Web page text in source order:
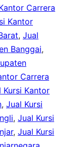
Carrera
Kantor
, Jual
Banggai
Carrera
Kursi Kantor
, Jual Kursi
, Jual Kursi
, Jual Kursi